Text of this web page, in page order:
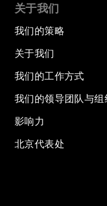
关于我们
我们的策略
关于我们
我们的工作方式
我们的领导团队与组
影响力
北京代表处